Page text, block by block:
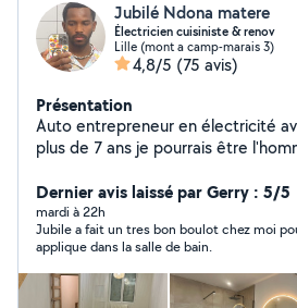
Jubilé Ndona matere
Électricien cuisiniste & renov
Lille (mont a camp-marais 3)
4,8/5 (75 avis)
Présentation
Auto entrepreneur en électricité
plus de 7 ans je pourrais être
aux normes / vérification de
dépannage ) j'ai aussi une grande
pose des cuisines équipées,
kit, bricolage et autres petit travaux
à me contacter
Dernier avis laissé par Gerry : 5/5
mardi à 22h
Jubile a fait un tres bon boulot chez moi
applique dans la salle de bain.